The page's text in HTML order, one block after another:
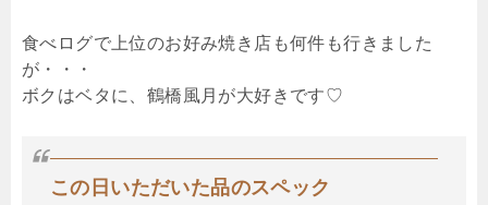
食べログで上位のお好み焼き店も何件も行きました
が・・・
ボクはベタに、鶴橋風月が大好きです♡
この日いただいた品のスペック